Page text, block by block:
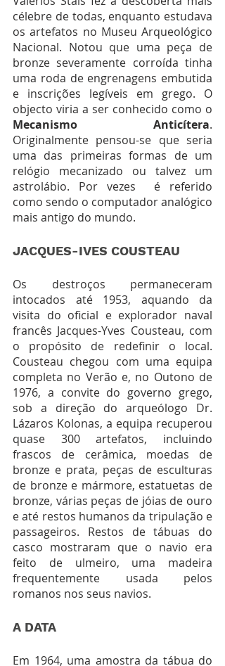
célebre de todas, enquanto estudava
os artefatos no Museu Arqueológico
Nacional. Notou que uma peça de
bronze severamente corroída tinha
uma roda de engrenagens embutida
e inscrições legíveis em grego. O
Mecanismo Anticítera.
Originalmente pensou-se que seria
uma das primeiras formas de um
relógio mecanizado ou talvez um
astrolábio. Por vezes  é referido
como sendo o computador analógico
mais antigo do mundo.
JACQUES-IVES COUSTEAU
Os destroços permaneceram
intocados até 1953, aquando da
visita do oficial e explorador naval
francês Jacques-Yves Cousteau, com
o propósito de redefinir o local.
Cousteau chegou com uma equipa
completa no Verão e, no Outono de
1976, a convite do governo grego,
sob a direção do arqueólogo Dr.
Lázaros Kolonas, a equipa recuperou
quase 300 artefatos, incluindo
frascos de cerâmica, moedas de
bronze e prata, peças de esculturas
de bronze e mármore, estatuetas de
bronze, várias peças de jóias de ouro
e até restos humanos da tripulação e
passageiros. Restos de tábuas do
casco mostraram que o navio era
feito de ulmeiro, uma madeira
frequentemente usada pelos
romanos nos seus navios.
A DATA
Em 1964, uma amostra da tábua do